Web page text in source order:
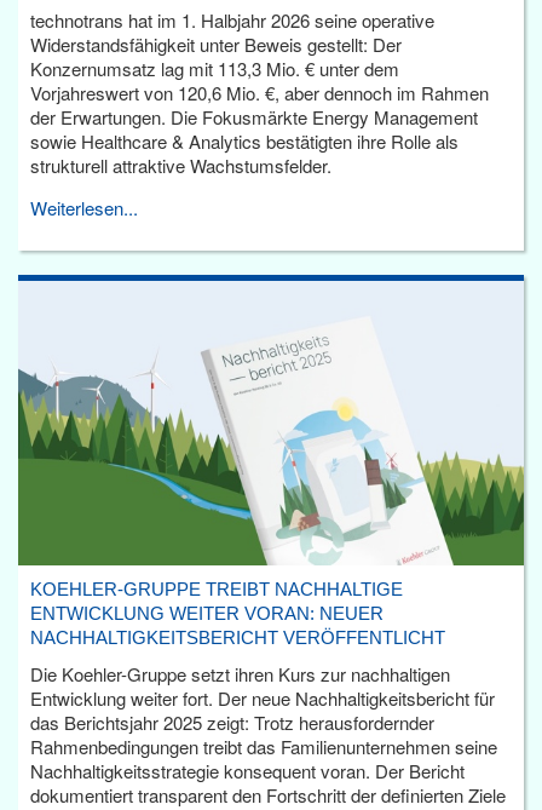
technotrans hat im 1. Halbjahr 2026 seine operative
Widerstandsfähigkeit unter Beweis gestellt: Der
Konzernumsatz lag mit 113,3 Mio. € unter dem
Vorjahreswert von 120,6 Mio. €, aber dennoch im Rahmen
der Erwartungen. Die Fokusmärkte Energy Management
sowie Healthcare & Analytics bestätigten ihre Rolle als
strukturell attraktive Wachstumsfelder.
Weiterlesen...
KOEHLER-GRUPPE TREIBT NACHHALTIGE
ENTWICKLUNG WEITER VORAN: NEUER
NACHHALTIGKEITSBERICHT VERÖFFENTLICHT
Die Koehler-Gruppe setzt ihren Kurs zur nachhaltigen
Entwicklung weiter fort. Der neue Nachhaltigkeitsbericht für
das Berichtsjahr 2025 zeigt: Trotz herausfordernder
Rahmenbedingungen treibt das Familienunternehmen seine
Nachhaltigkeitsstrategie konsequent voran. Der Bericht
dokumentiert transparent den Fortschritt der definierten Ziele